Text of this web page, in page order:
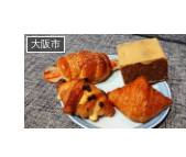
大阪市